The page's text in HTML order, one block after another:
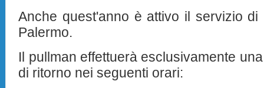
Anche quest'anno è attivo il servizio
Palermo.
Il pullman effettuerà esclusivamente
di ritorno nei seguenti orari: